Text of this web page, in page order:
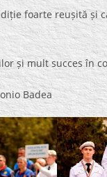
foarte reușită și
și mult succes în
Badea